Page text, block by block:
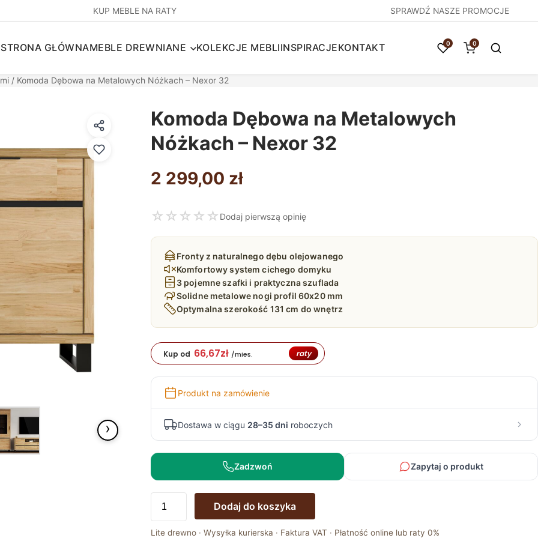
KUP MEBLE NA RATY SPRAWDŹ NASZE PROMOCJE
STRONA GŁÓWNAMEBLE DREWNIANE KOLEKCJE MEBLIINSPIRACJEKONTAKT 0 0
/ Komoda Dębowa na Metalowych Nóżkach – Nexor 32
›
Komoda Dębowa na Metalowych
Nóżkach – Nexor 32
2 299,00 zł
☆ ☆ ☆ ☆ ☆ Dodaj pierwszą opinię
Fronty z naturalnego dębu olejowanego
Komfortowy system cichego domyku
3 pojemne szafki i praktyczna szuflada
Solidne metalowe nogi profil 60x20 mm
Optymalna szerokość 131 cm do wnętrz
Kup od 66,67zł /mies. raty
Produkt na zamówienie
Dostawa w ciągu 28–35 dni roboczych
Zadzwoń Zapytaj o produkt
Dębowa
Dodaj do koszyka
Lite drewno · Wysyłka kurierska · Faktura VAT · Płatność online lub raty 0%